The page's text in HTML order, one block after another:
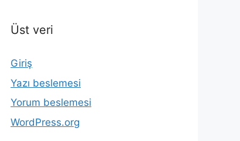
Üst veri
Giriş
Yazı beslemesi
Yorum beslemesi
WordPress.org